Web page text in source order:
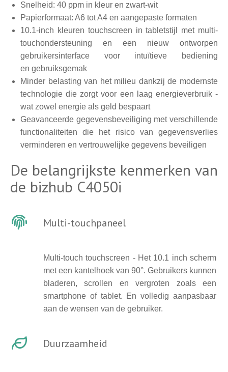
Snelheid: 40 ppm in kleur en zwart-wit
Papierformaat: A6 tot A4 en aangepaste formaten
10.1-inch kleuren touchscreen in tabletstijl met multi-
touchondersteuning en een nieuw ontworpen
gebruikersinterface voor intuïtieve bediening
en gebruiksgemak
Minder belasting van het milieu dankzij de modernste
technologie die zorgt voor een laag energieverbruik -
wat zowel energie als geld bespaart
Geavanceerde gegevensbeveiliging met verschillende
functionaliteiten die het risico van gegevensverlies
verminderen en vertrouwelijke gegevens beveiligen
De belangrijkste kenmerken van
de bizhub C4050i
Multi-touchpaneel
Multi-touch touchscreen - Het 10.1 inch scherm
met een kantelhoek van 90°. Gebruikers kunnen
bladeren, scrollen en vergroten zoals een
smartphone of tablet. En volledig aanpasbaar
aan de wensen van de gebruiker.
Duurzaamheid